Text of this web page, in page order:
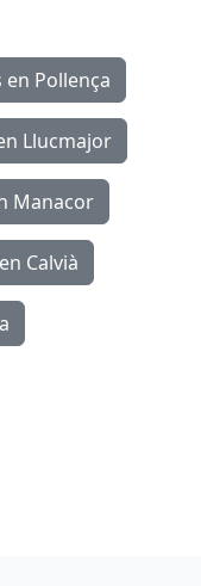
Pollença
Llucmajor
Manacor
Calvià